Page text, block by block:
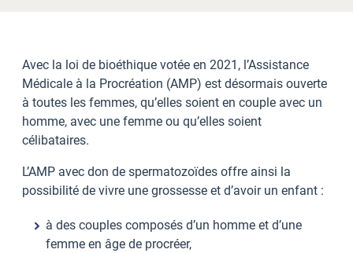
Avec la loi de bioéthique votée en 2021, l’Assistance
Médicale à la Procréation (AMP) est désormais ouverte
à toutes les femmes, qu’elles soient en couple avec un
homme, avec une femme ou qu’elles soient
célibataires.
L’AMP avec don de spermatozoïdes offre ainsi la
possibilité de vivre une grossesse et d’avoir un enfant :
à des couples composés d’un homme et d’une
femme en âge de procréer,